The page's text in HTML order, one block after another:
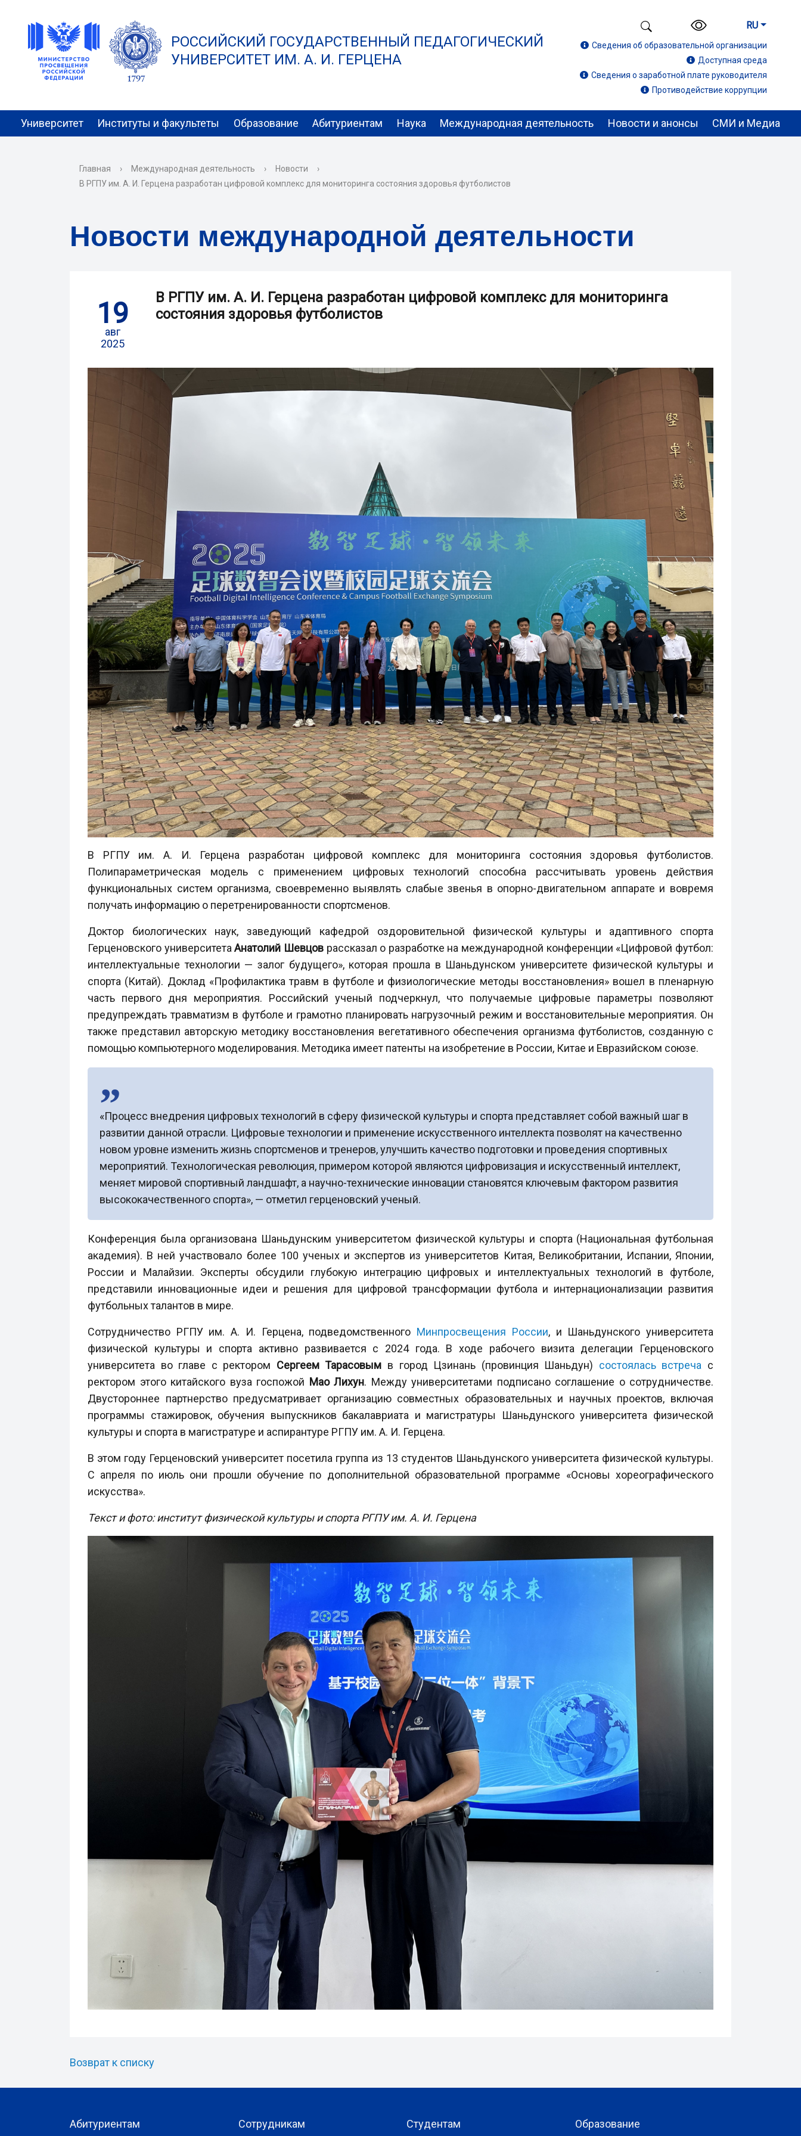
РОССИЙСКИЙ ГОСУДАРСТВЕННЫЙ ПЕДАГОГИЧЕСКИЙ
УНИВЕРСИТЕТ ИМ. А. И. ГЕРЦЕНА
RU
Сведения об образовательной организации
Доступная среда
Сведения о заработной плате руководителя
Противодействие коррупции
Университет Институты и факультеты Образование Абитуриентам Наука Международная деятельность Новости и анонсы СМИ и Медиа
Главная › Международная деятельность › Новости
›
В РГПУ им. А. И. Герцена разработан цифровой комплекс для мониторинга состояния здоровья футболистов
Новости международной деятельности
19
авг
2025
В РГПУ им. А. И. Герцена разработан цифровой комплекс для мониторинга
состояния здоровья футболистов
В РГПУ им. А. И. Герцена разработан цифровой комплекс для мониторинга состояния здоровья футболистов.
Полипараметрическая модель с применением цифровых технологий способна рассчитывать уровень действия
функциональных систем организма, своевременно выявлять слабые звенья в опорно-двигательном аппарате и вовремя
получать информацию о перетренированности спортсменов.
Доктор биологических наук, заведующий кафедрой оздоровительной физической культуры и адаптивного спорта
Герценовского университетаАнатолий Шевцоврассказал о разработке на международной конференции «Цифровой футбол:
интеллектуальные технологии — залог будущего», которая прошла в Шаньдунском университете физической культуры и
спорта (Китай). Доклад «Профилактика травм в футболе и физиологические методы восстановления» вошел в пленарную
часть первого дня мероприятия. Российский ученый подчеркнул, что получаемые цифровые параметры позволяют
предупреждать травматизм в футболе и грамотно планировать нагрузочный режим и восстановительные мероприятия. Он
также представил авторскую методику восстановления вегетативного обеспечения организма футболистов, созданную с
помощью компьютерного моделирования. Методика имеет патенты на изобретение в России, Китае и Евразийском союзе.
«Процесс внедрения цифровых технологий в сферу физической культуры и спорта представляет собой важный шаг в
развитии данной отрасли. Цифровые технологии и применение искусственного интеллекта позволят на качественно
новом уровне изменить жизнь спортсменов и тренеров, улучшить качество подготовки и проведения спортивных
мероприятий. Технологическая революция, примером которой являются цифровизация и искусственный интеллект,
меняет мировой спортивный ландшафт, а научно-технические инновации становятся ключевым фактором развития
высококачественного спорта», — отметил герценовский ученый.
Конференция была организована Шаньдунским университетом физической культуры и спорта (Национальная футбольная
академия). В ней участвовало более 100 ученых и экспертов из университетов Китая, Великобритании, Испании, Японии,
России и Малайзии. Эксперты обсудили глубокую интеграцию цифровых и интеллектуальных технологий в футболе,
представили инновационные идеи и решения для цифровой трансформации футбола и интернационализации развития
футбольных талантов в мире.
Сотрудничество РГПУ им. А. И. Герцена, подведомственного Минпросвещения России, и Шаньдунского университета
физической культуры и спорта активно развивается с 2024 года. В ходе рабочего визита делегации Герценовского
университета во главе с ректором Сергеем Тарасовым в город Цзинань (провинция Шаньдун) состоялась встреча с
ректором этого китайского вуза госпожой Мао Лихун. Между университетами подписано соглашение о сотрудничестве.
Двустороннее партнерство предусматривает организацию совместных образовательных и научных проектов, включая
программы стажировок, обучения выпускников бакалавриата и магистратуры Шаньдунского университета физической
культуры и спорта в магистратуре и аспирантуре РГПУ им. А. И. Герцена.
В этом году Герценовский университет посетила группа из 13 студентов Шаньдунского университета физической культуры.
С апреля по июль они прошли обучение по дополнительной образовательной программе «Основы хореографического
искусства».
Текст и фото: институт физической культуры и спорта РГПУ им. А. И. Герцена
Возврат к списку
Абитуриентам Сотрудникам Студентам Образование